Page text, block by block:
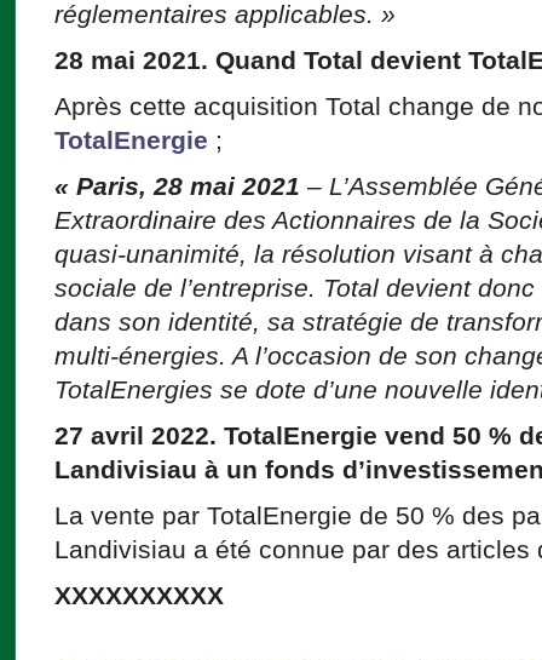
réglementaires applicables. »
28 mai 2021. Quand Total devient
Après cette acquisition Total change de
TotalEnergie ;
« Paris, 28 mai 2021 – L’Assemblée
Extraordinaire des Actionnaires de la
quasi-unanimité, la résolution visant à
sociale de l’entreprise. Total devient
dans son identité, sa stratégie de
multi-énergies. A l’occasion de son
TotalEnergies se dote d’une nouvelle
27 avril 2022. TotalEnergie vend 50 %
Landivisiau à un fonds
La vente par TotalEnergie de 50 % des
Landivisiau a été connue par des articles
XXXXXXXXXX